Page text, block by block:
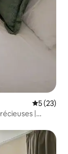
Note
5 (23)
|